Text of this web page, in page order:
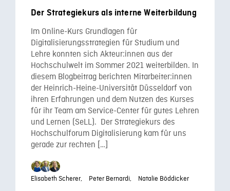
Der Strategiekurs als interne Weiterbildung
Im Online-Kurs Grundlagen für
Digitalisierungsstrategien für Studium und
Lehre konnten sich Akteur:innen aus der
Hochschulwelt im Sommer 2021 weiterbilden. In
diesem Blogbeitrag berichten Mitarbeiter:innen
der Heinrich-Heine-Universität Düsseldorf von
ihren Erfahrungen und dem Nutzen des Kurses
für ihr Team am Service-Center für gutes Lehren
und Lernen (SeLL). Der Strategiekurs des
Hochschulforum Digitalisierung kam für uns
gerade zur rechten […]
Elisabeth Scherer, Peter Bernardi,
Natalie Böddicker